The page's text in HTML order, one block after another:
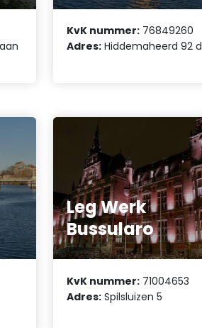
KvK nummer: 76849260
Adres: Hiddemaheerd 92 d
Leg Werk
Bussularo
KvK nummer: 71004653
Adres: Spilsluizen 5